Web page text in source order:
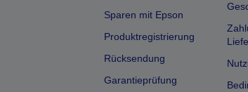
Sparen mit Epson
Produktregistrierung
Rücksendung
Garantieprüfung